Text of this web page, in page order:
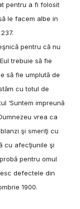
pentru a fi folosit
le facem albe in
pentru că nu
trebuie să fie
să fie umplută de
cu totul de
‘Suntem impreună
vrea ca
şi smeriţi cu
cu afecţiunile şi
pentru omul
defectele din
1900.